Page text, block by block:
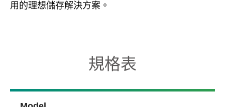
用的理想儲存解決方案。
規格表